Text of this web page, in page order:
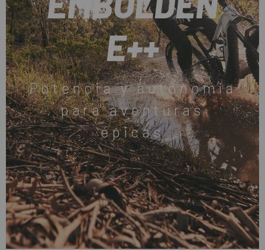
E++
Potencia y autonomía
para aventuras
épicas